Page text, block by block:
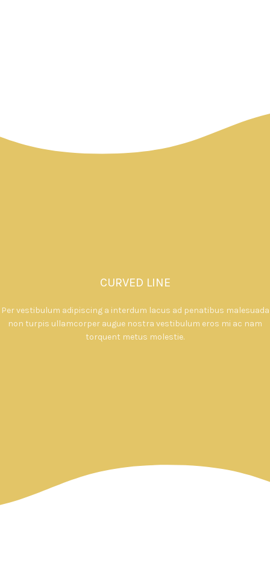
CURVED LINE
Per vestibulum adipiscing a interdum lacus ad penatibus malesuada
non turpis ullamcorper augue nostra vestibulum eros mi ac nam
torquent metus molestie.